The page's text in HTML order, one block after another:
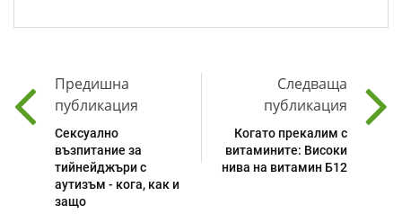
Предишна
публикация
Сексуално
възпитание за
тийнейджъри с
аутизъм - кога, как и
защо
Следваща
публикация
Когато прекалим с
витамините: Високи
нива на витамин Б12